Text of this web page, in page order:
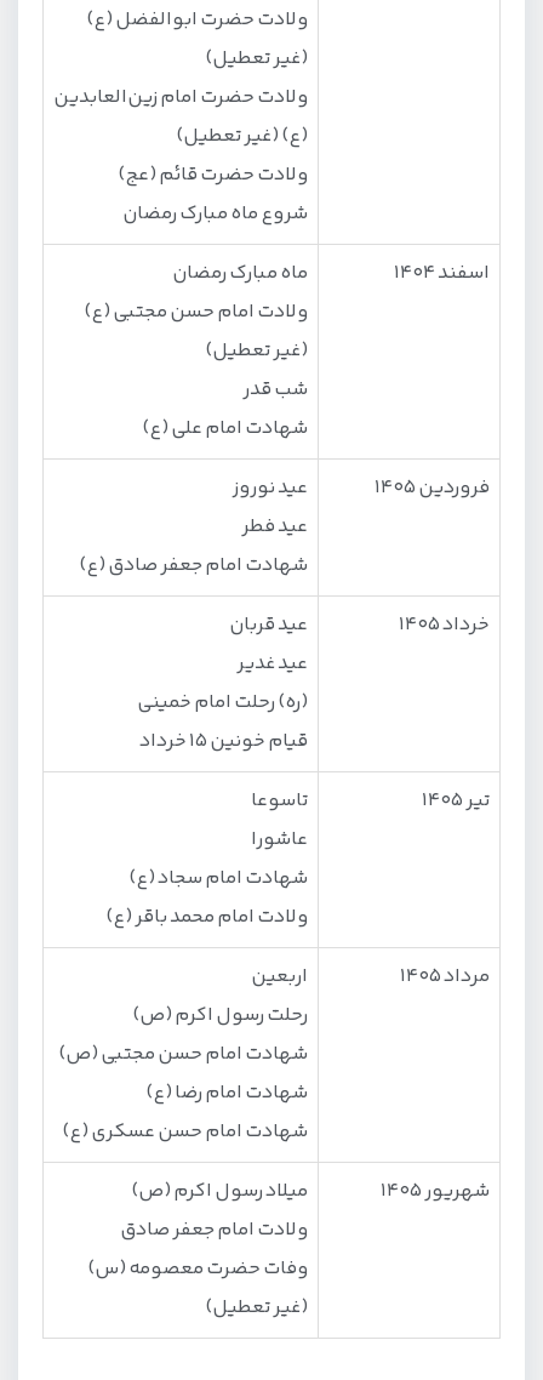
ولادت حضرت ابوالفضل (ع)
(غیر تعطیل)
ولادت حضرت امام زین‌العابدین
(ع) (غیر تعطیل)
ولادت حضرت قائم (عج)
شروع ماه مبارک رمضان
اسفند 1404
ماه مبارک رمضان
ولادت امام حسن مجتبی (ع)
(غیر تعطیل)
شب قدر
شهادت امام علی (ع)
فروردین 1405
عید نوروز
عید فطر
شهادت امام جعفر صادق (ع)
خرداد 1405
عید قربان
عید غدیر
(ره) رحلت امام خمینی
قیام خونین 15 خرداد
تیر 1405
تاسوعا
عاشورا
شهادت امام سجاد (ع)
ولادت امام محمد باقر (ع)
مرداد 1405
اربعین
رحلت رسول اکرم (ص)
شهادت امام حسن مجتبی (ص)
شهادت امام رضا (ع)
شهادت امام حسن عسکری (ع)
شهریور 1405
میلاد رسول اکرم (ص)
ولادت امام جعفر صادق
وفات حضرت معصومه (س)
(غیر تعطیل)